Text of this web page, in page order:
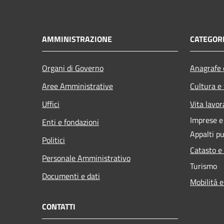
AMMINISTRAZIONE
Organi di Governo
Aree Amministrative
Uffici
Enti e fondazioni
Politici
Personale Amministrativo
Documenti e dati
Cultura
Vita
Imprese
Appalti
Catasto
Turismo
Mobilità
CONTATTI